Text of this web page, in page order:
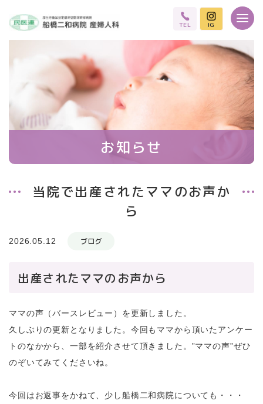
TEL IG
お知らせ
当院で出産されたママのお声か
ら
2026.05.12 ブログ
出産されたママのお声から
ママの声（バースレビュー）を更新しました。
久しぶりの更新となりました。今回もママから頂いたアンケー
トのなかから、一部を紹介させて頂きました。”ママの声”ぜひ
のぞいてみてくださいね。
今回はお返事をかねて、少し船橋二和病院についても・・・